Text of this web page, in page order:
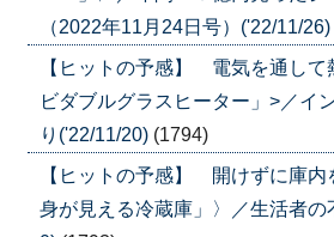
（2022年11月24日号）('22/11/26)
【ヒットの予感】 電気を通し
ビダブルグラスヒーター」>／イ
り('22/11/20) (1794)
【ヒットの予感】 開けずに庫内
身が見える冷蔵庫」〉／生活者の